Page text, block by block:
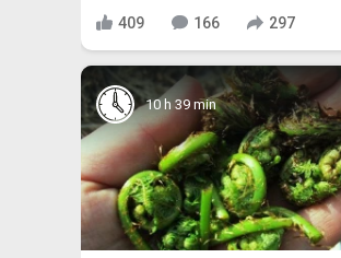
409 166 297
10 h 39 min